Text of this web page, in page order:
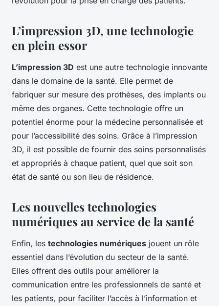
L’impression 3D, une technologie
en plein essor
L’impression 3D est une autre technologie innovante
dans le domaine de la santé. Elle permet de
fabriquer sur mesure des prothèses, des implants ou
même des organes. Cette technologie offre un
potentiel énorme pour la médecine personnalisée et
pour l’accessibilité des soins. Grâce à l’impression
3D, il est possible de fournir des soins personnalisés
et appropriés à chaque patient, quel que soit son
état de santé ou son lieu de résidence.
Les nouvelles technologies
numériques au service de la santé
Enfin, les technologies numériques jouent un rôle
essentiel dans l’évolution du secteur de la santé.
Elles offrent des outils pour améliorer la
communication entre les professionnels de santé et
les patients, pour faciliter l’accès à l’information et